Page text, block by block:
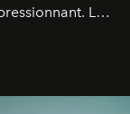
Le
pari semble